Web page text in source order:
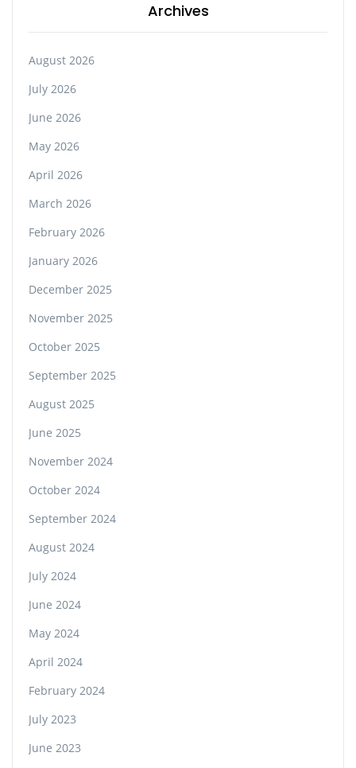
Archives
August 2026
July 2026
June 2026
May 2026
April 2026
March 2026
February 2026
January 2026
December 2025
November 2025
October 2025
September 2025
August 2025
June 2025
November 2024
October 2024
September 2024
August 2024
July 2024
June 2024
May 2024
April 2024
February 2024
July 2023
June 2023